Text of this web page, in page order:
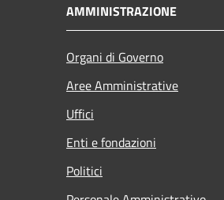
AMMINISTRAZIONE
Organi di Governo
Aree Amministrative
Uffici
Enti e fondazioni
Politici